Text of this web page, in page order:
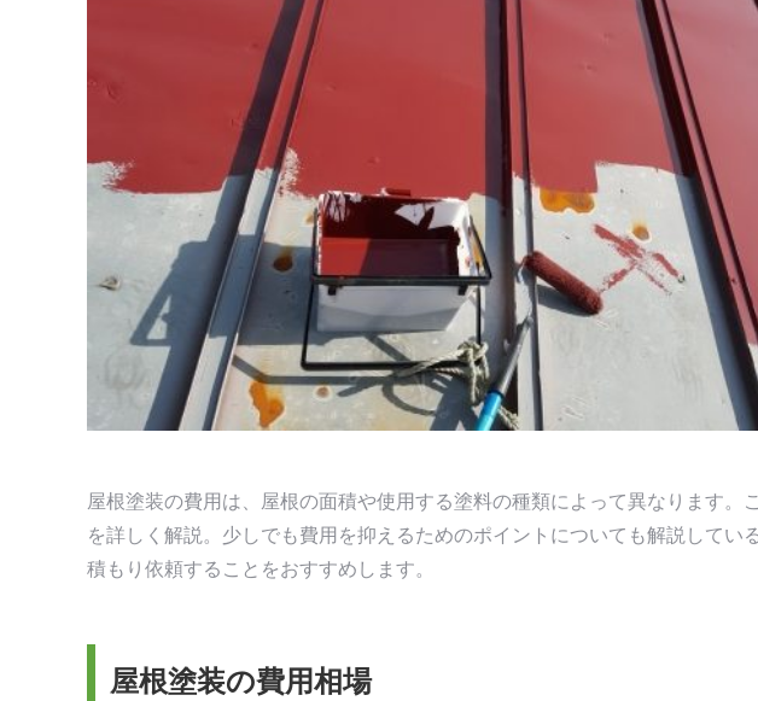
ま
屋根塗装の費用は、屋根の面積や使用する塗料の種類によって異なります。
を詳しく解説。少しでも費用を抑えるためのポイントについても解説してい
積もり依頼することをおすすめします。
屋根塗装の費用相場